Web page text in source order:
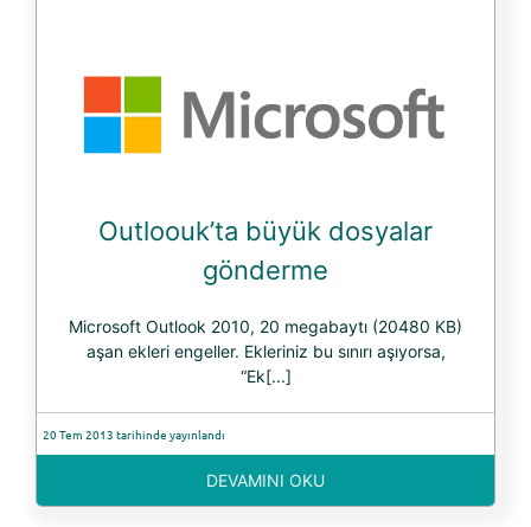
Outloouk’ta büyük dosyalar
gönderme
Microsoft Outlook 2010, 20 megabaytı (20480 KB)
aşan ekleri engeller. Ekleriniz bu sınırı aşıyorsa,
“Ek[...]
20 Tem 2013 tarihinde yayınlandı
DEVAMINI OKU